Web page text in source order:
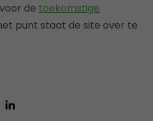
de toekomstige
punt staat de site over te